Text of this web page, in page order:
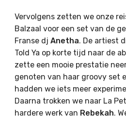
Vervolgens zetten we onze
Balzaal voor een set van de
Franse dj Anetha. De artiest
Told Ya op korte tijd naar de
zette een mooie prestatie
genoten van haar groovy set
hadden we iets meer
Daarna trokken we naar La
hardere werk van Rebekah.